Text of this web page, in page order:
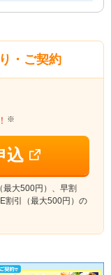
・ご契約
※
込
最大500円）、早割
割引（最大500円）の